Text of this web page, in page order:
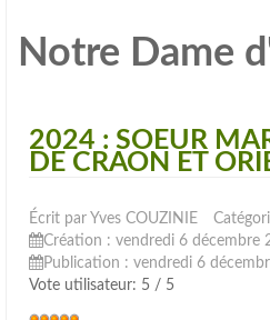
Notre Dame
2024 : SOEUR
DE CRAON ET
Écrit par Yves COUZINIE
Création : vendredi 6 décembre
Publication : vendredi 6
Vote utilisateur: 5 / 5